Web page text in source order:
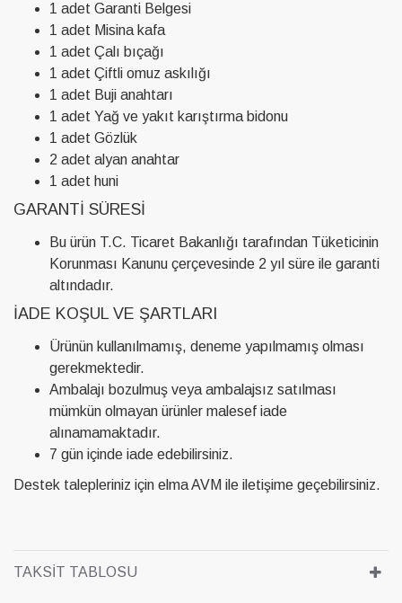
1 adet Garanti Belgesi
1 adet Misina kafa
1 adet Çalı bıçağı
1 adet Çiftli omuz askılığı
1 adet Buji anahtarı
1 adet Yağ ve yakıt karıştırma bidonu
1 adet Gözlük
2 adet alyan anahtar
1 adet huni
GARANTI SÜRESI
Bu ürün T.C. Ticaret Bakanlığı tarafından Tüketicinin
Korunması Kanunu çerçevesinde 2 yıl süre ile garanti
altındadır.
İADE KOŞUL VE ŞARTLARI
Ürünün kullanılmamış, deneme yapılmamış olması
gerekmektedir.
Ambalajı bozulmuş veya ambalajsız satılması
mümkün olmayan ürünler malesef iade
alınamamaktadır.
7 gün içinde iade edebilirsiniz.
Destek talepleriniz için elma AVM ile iletişime geçebilirsiniz.
TAKSIT TABLOSU